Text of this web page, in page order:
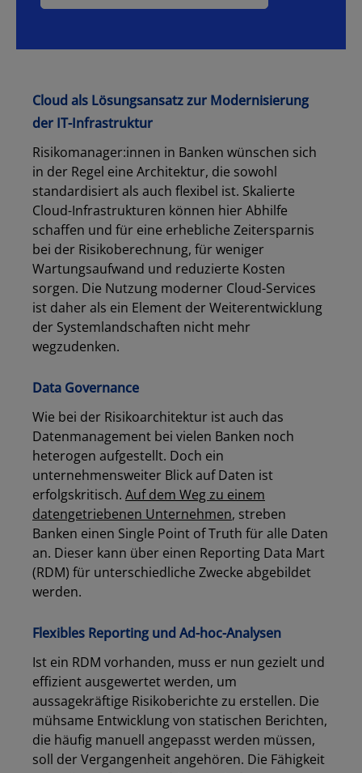
Cloud als Lösungsansatz zur Modernisierung
der IT-Infrastruktur
Risikomanager:innen in Banken wünschen sich
in der Regel eine Architektur, die sowohl
standardisiert als auch flexibel ist. Skalierte
Cloud-Infrastrukturen können hier Abhilfe
schaffen und für eine erhebliche Zeitersparnis
bei der Risikoberechnung, für weniger
Wartungsaufwand und reduzierte Kosten
sorgen. Die Nutzung moderner Cloud-Services
ist daher als ein Element der Weiterentwicklung
der Systemlandschaften nicht mehr
wegzudenken.
Data Governance
Wie bei der Risikoarchitektur ist auch das
Datenmanagement bei vielen Banken noch
heterogen aufgestellt. Doch ein
unternehmensweiter Blick auf Daten ist
erfolgskritisch. Auf dem Weg zu einem
datengetriebenen Unternehmen, streben
Banken einen Single Point of Truth für alle Daten
an. Dieser kann über einen Reporting Data Mart
(RDM) für unterschiedliche Zwecke abgebildet
werden.
Flexibles Reporting und Ad-hoc-Analysen
Ist ein RDM vorhanden, muss er nun gezielt und
effizient ausgewertet werden, um
aussagekräftige Risikoberichte zu erstellen. Die
mühsame Entwicklung von statischen Berichten,
die häufig manuell angepasst werden müssen,
soll der Vergangenheit angehören. Die Fähigkeit
Los